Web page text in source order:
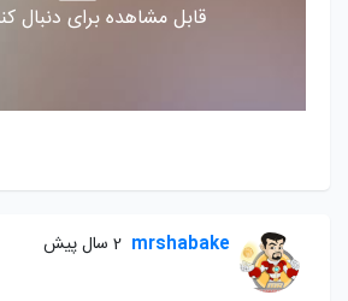
قابل مشاهده برای دنبال
mrshabake 2 سال پیش